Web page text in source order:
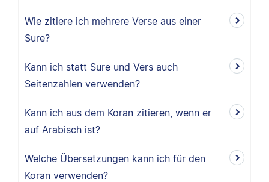
Wie zitiere ich mehrere Verse aus einer
Sure?
Kann ich statt Sure und Vers auch
Seitenzahlen verwenden?
Kann ich aus dem Koran zitieren, wenn er
auf Arabisch ist?
Welche Übersetzungen kann ich für den
Koran verwenden?